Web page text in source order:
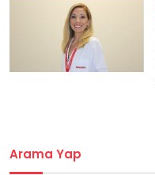
Arama Yap